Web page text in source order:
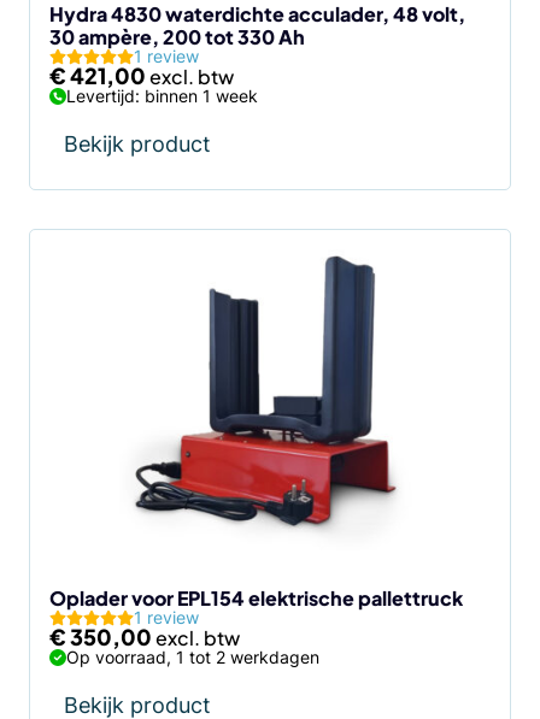
Hydra 4830 waterdichte acculader, 48 volt,
30 ampère, 200 tot 330 Ah
1 review
€421,00
Levertijd: binnen 1 week
Bekijk product
Oplader voor EPL154 elektrische pallettruck
1 review
€350,00
Op voorraad, 1 tot 2 werkdagen
Bekijk product